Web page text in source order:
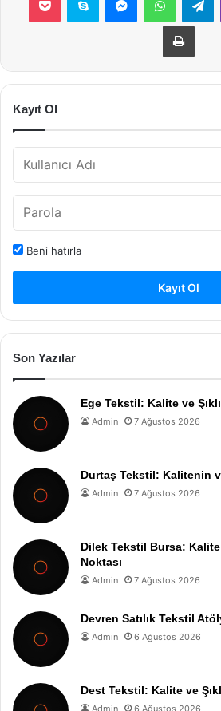
Kayıt Ol
Beni hatırla
Kayıt Ol
Son Yazılar
Ege Tekstil: Kalite ve
Admin 7 Ağustos 2026
Durtaş Tekstil: Kalitenin
Admin 7 Ağustos 2026
Dilek Tekstil Bursa: Kalite
Noktası
Admin 7 Ağustos 2026
Devren Satılık Tekstil
Admin 6 Ağustos 2026
Dest Tekstil: Kalite ve
Admin 6 Ağustos 2026